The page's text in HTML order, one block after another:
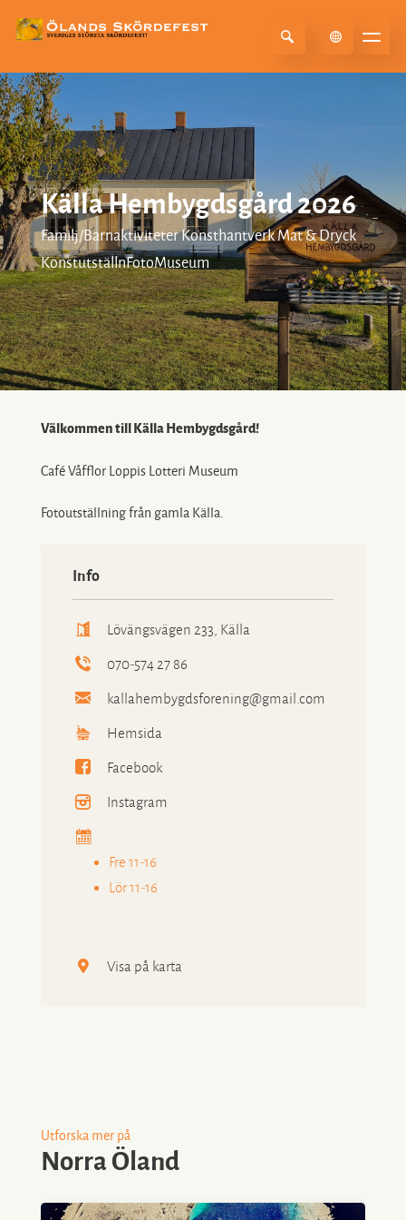
Källa Hembygdsgård 2026
Familj/Barnaktiviteter Konsthantverk Mat & Dryck
KonstutställnFotoMuseum
Välkommen till Källa Hembygdsgård!
Café Våfflor Loppis Lotteri Museum
Fotoutställning från gamla Källa.
Info
Lövängsvägen 233, Källa
070-574 27 86
kallahembygdsforening@gmail.com
Hemsida
Facebook
Instagram
Fre 11-16
Lör 11-16
Visa på karta
Utforska mer på
Norra Öland